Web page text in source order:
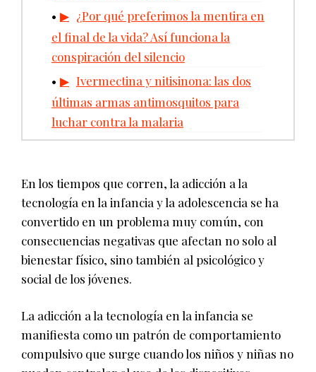
¿Por qué preferimos la mentira en
el final de la vida? Así funciona la
conspiración del silencio
Ivermectina y nitisinona: las dos
últimas armas antimosquitos para
luchar contra la malaria
En los tiempos que corren, la adicción a la
tecnología en la infancia y la adolescencia se ha
convertido en un problema muy común, con
consecuencias negativas que afectan no solo al
bienestar físico, sino también al psicológico y
social de los jóvenes.
La adicción a la tecnología en la infancia se
manifiesta como un patrón de comportamiento
compulsivo que surge cuando los niños y niñas no